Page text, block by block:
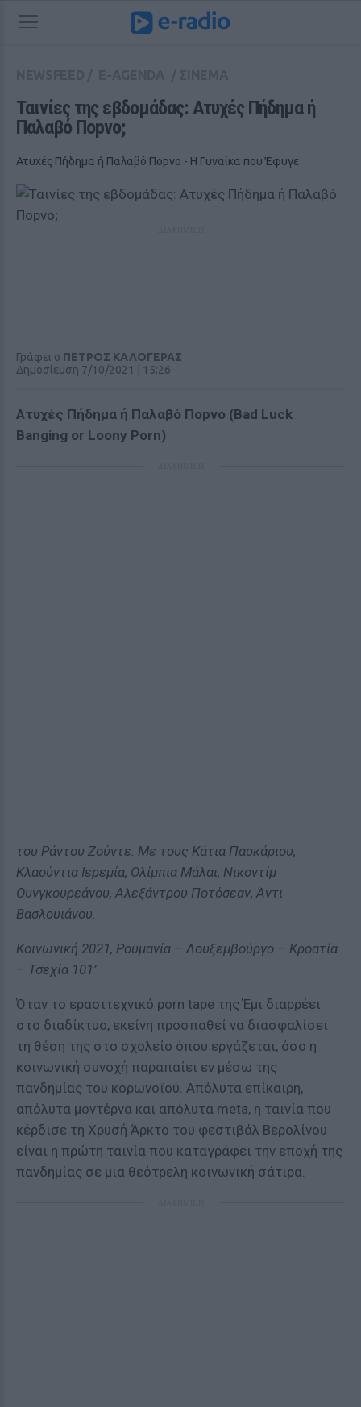
Ταινίες της εβδομάδας: Ατυχές Πήδημα ή
Παλαβό Ποpνο;
Ατυχές Πήδημα ή Παλαβό Ποpνο - Η Γυναίκα που Έφυγε
Γράφει ο ΠΕΤΡΟΣ ΚΑΛΟΓΕΡΑΣ
Δημοσίευση 7/10/2021 | 15:26
Ατυχές Πήδημα ή Παλαβό Ποpνο (Bad Luck
Banging or Loony Ρorn)
του Ράντου Ζούντε. Με τους Κάτια Πασκάριου,
Κλαούντια Ιερεμία, Ολίμπια Μάλαι, Νικοντίμ
Ουνγκουρεάνου, Αλεξάντρου Ποτόσεαν, Άντι
Βασλουιάνου.
Κοινωνική 2021, Ρουμανία – Λουξεμβούργο – Κροατία
– Τσεχία 101’
Όταν το ερασιτεχνικό ρorn tape της Έμι διαρρέει
στο διαδίκτυο, εκείνη προσπαθεί να διασφαλίσει
τη θέση της στο σχολείο όπου εργάζεται, όσο η
κοινωνική συνοχή παραπαίει εν μέσω της
πανδημίας του κορωνοϊού. Απόλυτα επίκαιρη,
απόλυτα μοντέρνα και απόλυτα meta, η ταινία που
κέρδισε τη Χρυσή Άρκτο του φεστιβάλ Βερολίνου
είναι η πρώτη ταινία που καταγράφει την εποχή της
πανδημίας σε μια θεότρελη κοινωνική σάτιρα.